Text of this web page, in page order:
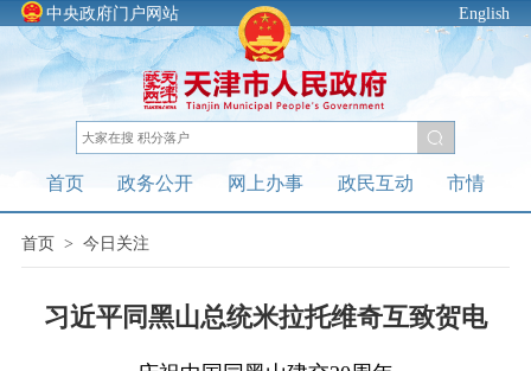
中央政府门户网站 English
首页 政务公开 网上办事 政民互动 市情
首页> 今日关注
习近平同黑山总统米拉托维奇互致贺电